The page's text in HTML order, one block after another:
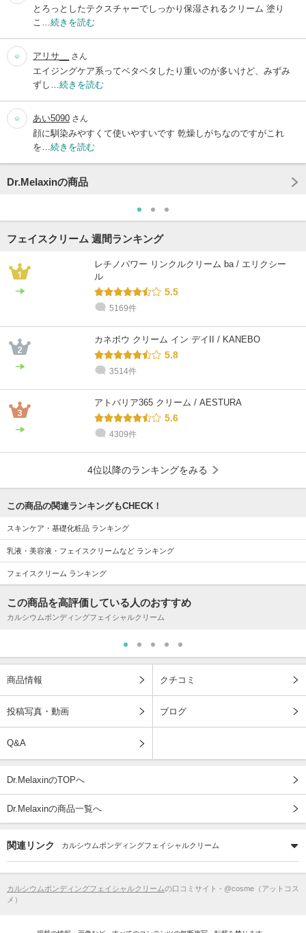
とろっとしたテクスチャーでしっかり保湿されるクリーム 塗り
こ…続きを読む
アリサ__ さん
エイジングケア系ってベタベタしたり重いのが多いけど、みずみ
ずし…続きを読む
あい5090 さん
顔に馴染みやすくて使いやすいです 乾燥しがちなのですがこれ
を…続きを読む
Dr.Melaxinの商品
フェイスクリーム 週間ランキング
レチノパワー リンクルクリーム ba / エリクシー
ル
5.5
5169件
カネボウ クリーム イン デイII / KANEBO
5.8
3514件
アトバリア365 クリーム / AESTURA
5.6
4309件
4位以降のランキングをみる
この商品の関連ランキングもCHECK！
スキンケア・基礎化粧品 ランキング
乳液・美容液・フェイスクリームなど ランキング
フェイスクリーム ランキング
この商品を高評価している人のおすすめ
カルシウムボンディングフェイシャルクリーム
商品情報 クチコミ
投稿写真・動画 ブログ
Q&A
Dr.MelaxinのTOPへ
Dr.Melaxinの商品一覧へ
関連リンク カルシウムボンディングフェイシャルクリーム
カルシウムボンディングフェイシャルクリームの口コミサイト - @cosme（アットコス
メ）